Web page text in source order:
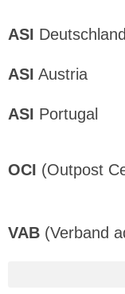
ASI Deutschland
ASI Austria
ASI Portugal
OCI (Outpost
VAB (Verband